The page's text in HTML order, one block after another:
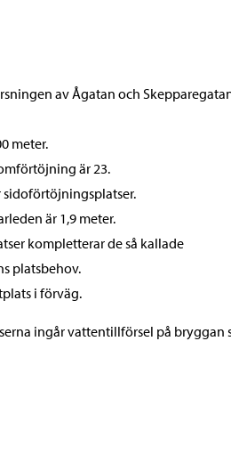
av Ågatan och
meter.
är 23.
sidoförtöjningsplatser.
är 1,9 meter.
kompletterar de så kallade
platsbehov.
i förväg.
ingår vattentillförsel på bryggan